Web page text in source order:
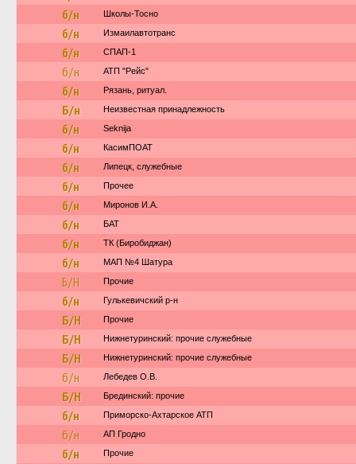
б/н Школы-Тосно
б/н Измаилавтотранс
б/н СПАП-1
б/н АТП "Рейс"
б/н Рязань, ритуал.
Б/н Неизвестная принадлежность
б/н Seknija
б/н КасимПОАТ
б/н Липецк, служебные
б/н Прочее
б/н Миронов И.А.
б/н БАТ
б/н ТК (Биробиджан)
б/н МАП №4 Шатура
Б/Н Прочие
б/н Гулькевичский р-н
Б/Н Прочие
Б/Н Нижнетуринский: прочие служебные
Б/Н Нижнетуринский: прочие служебные
б/н Лебедев О.В.
Б/Н Брединский: прочие
б/н Приморско-Ахтарское АТП
б/н АП Гродно
б/н Прочие